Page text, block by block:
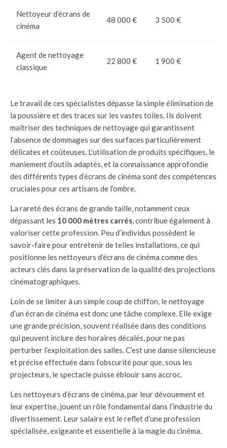
Nettoyeur d’écrans de
cinéma
48 000 € 3 500 €
Agent de nettoyage
classique
22 800 € 1 900 €
Le travail de ces spécialistes dépasse la simple élimination de
la poussière et des traces sur les vastes toiles. Ils doivent
maîtriser des techniques de nettoyage qui garantissent
l’absence de dommages sur des surfaces particulièrement
délicates et coûteuses. L’utilisation de produits spécifiques, le
maniement d’outils adaptés, et la connaissance approfondie
des différents types d’écrans de cinéma sont des compétences
cruciales pour ces artisans de l’ombre.
La rareté des écrans de grande taille, notamment ceux
dépassant les 10 000 mètres carrés, contribue également à
valoriser cette profession. Peu d’individus possèdent le
savoir-faire pour entretenir de telles installations, ce qui
positionne les nettoyeurs d’écrans de cinéma comme des
acteurs clés dans la préservation de la qualité des projections
cinématographiques.
Loin de se limiter à un simple coup de chiffon, le nettoyage
d’un écran de cinéma est donc une tâche complexe. Elle exige
une grande précision, souvent réalisée dans des conditions
qui peuvent inclure des horaires décalés, pour ne pas
perturber l’exploitation des salles. C’est une danse silencieuse
et précise effectuée dans l’obscurité pour que, sous les
projecteurs, le spectacle puisse éblouir sans accroc.
Les nettoyeurs d’écrans de cinéma, par leur dévouement et
leur expertise, jouent un rôle fondamental dans l’industrie du
divertissement. Leur salaire est le reflet d’une profession
spécialisée, exigeante et essentielle à la magie du cinéma.